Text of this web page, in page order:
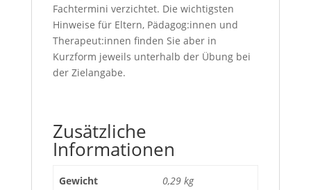
Fachtermini verzichtet. Die wichtigsten
Hinweise für Eltern, Pädagog:innen und
Therapeut:innen finden Sie aber in
Kurzform jeweils unterhalb der Übung bei
der Zielangabe.
Zusätzliche
Informationen
Gewicht 0,29 kg